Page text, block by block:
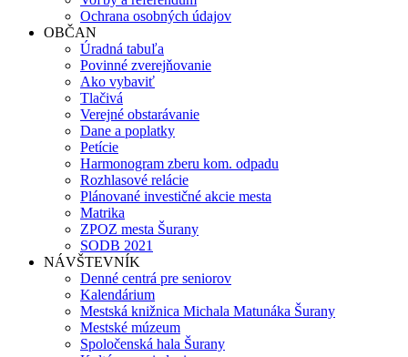
Ochrana osobných údajov
OBČAN
Úradná tabuľa
Povinné zverejňovanie
Ako vybaviť
Tlačivá
Verejné obstarávanie
Dane a poplatky
Petície
Harmonogram zberu kom. odpadu
Rozhlasové relácie
Plánované investičné akcie mesta
Matrika
ZPOZ mesta Šurany
SODB 2021
NÁVŠTEVNÍK
Denné centrá pre seniorov
Kalendárium
Mestská knižnica Michala Matunáka Šurany
Mestské múzeum
Spoločenská hala Šurany